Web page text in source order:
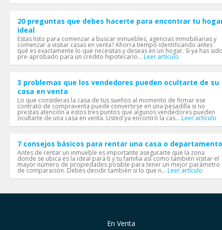
20 preguntas que debes hacerte para encontrar tu
ideal
Estas listo para comenzar a buscar inmuebles, agencias inmobiliarias y
comenzar a visitar casas en venta? Ahorra tiempo identificando antes
qué es exactamente lo que necesitas y deseas en un hogar. Si ya has
pre-aprobado para un crédito hipotecario... Leer artículo
3 problemas que los vendedores pueden ocultarte de su
casa en venta
Lo que consideras la casa de tus sueños al momento de firmar ese
contrato de compraventa puede convertirse en una pesadilla si no
prestas atención a estos tres puntos que algunos vendedores pueden
ocultarte de una casa en venta. Usted ya encontró la cas... Leer artículo
7 consejos básicos para rentar una casa o departamento
Antes de rentar un inmueble es importante asegurarte que la zona
donde se ubica es la ideal para ti y tu familia así como también visitar el
mayor número de propiedades posible para tener un mejor parámetro
de comparación. Debes decidir también si lo que n... Leer artículo
En Venta